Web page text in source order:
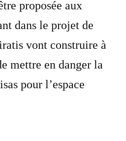
proposée aux
dans le projet de
vont construire à
mettre en danger la
pour l’espace